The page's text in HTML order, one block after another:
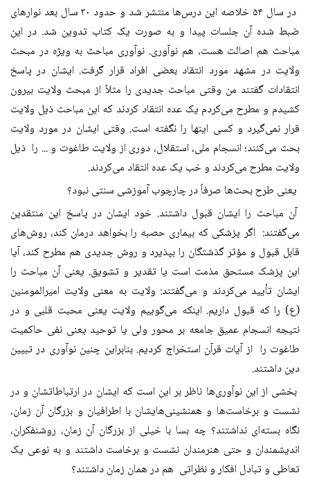
در سال ۵۴ خلاصه این درس‌ها منتشر شد و حدود ۳۰ سال بعد نوارهای
ضبط شده آن جلسات پیدا و به صورت یک کتاب تدوین شد. در این
مباحث هم اصالت هست، هم نوآوری. نوآوری مباحث به ویژه در مبحث
ولایت در مشهد مورد انتقاد بعضی افراد قرار گرفت. ایشان در پاسخ
انتقادات گفتند من وقتی مباحث جدیدی را مثلاً از مبحث ولایت بیرون
کشیدم و مطرح می‌کردم یک عده انتقاد کردند که این مباحث ذیل ولایت
قرار نمی‌گیرد و کسی اینها را نگفته است. وقتی ایشان در مورد ولایت
بحث می‌کنند؛ انسجام ملی، استقلال، دوری از ولایت طاغوت و ... را ذیل
ولایت مطرح می‌کردند و خب یک عده انتقاد می‌کردند.
یعنی طرح بحث‌ها صرفاً در چارچوب آموزشی سنتی نبود؟
آن مباحث را ایشان قبول داشتند. خود ایشان در پاسخ این منتقدین
می‌گفتند: اگر پزشکی که بیماری حصبه را بخواهد درمان کند، روش‌های
قابل قبول و مؤثر گذشتگان را بپذیرد و روش جدیدی هم مطرح کند، آیا
این پزشک مستحق مذمت است یا تقدیر و تشویق. یعنی آن مباحث را
ایشان تأیید می‌کردند و می‌گفتند: ولایت به معنی ولایت امیرالمومنین
(ع) را که قبول داریم. اینکه می‌گوییم ولایت یعنی محبت قلبی و در
نتیجه انسجام عمیق جامعه بر محور ولی یا توحید یعنی نفی حاکمیت
طاغوت را از آیات قرآن استخراج کردیم. بنابراین چنین نوآوری در تبیین
دین داشتند.
بخشی از این نوآوری‌ها ناظر بر این است که ایشان در ارتباطاتشان و در
نشست و برخاست‌ها و همنشینی‌هایشان با اطرافیان و بزرگان آن زمان،
نگاه بسته‌ای نداشتند؟ چه بسا با خیلی از بزرگان آن زمان، روشنفکران،
اندیشمندان و حتی هنرمندان نشست و برخاست داشتند و به نوعی یک
تعاطی و تبادل افکار و نظراتی هم در همان زمان داشتند؟